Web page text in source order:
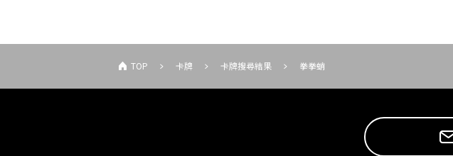
TOP 卡牌 卡牌搜尋結果 拳拳蛸